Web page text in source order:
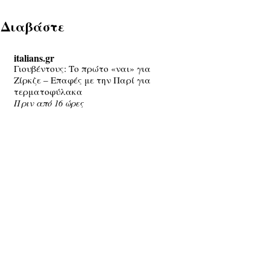
Διαβάστε
italians.gr
Γιουβέντους: Το πρώτο «ναι» για
Ζίρκζε – Επαφές με την Παρί για
τερματοφύλακα
Πριν από 16 ώρες